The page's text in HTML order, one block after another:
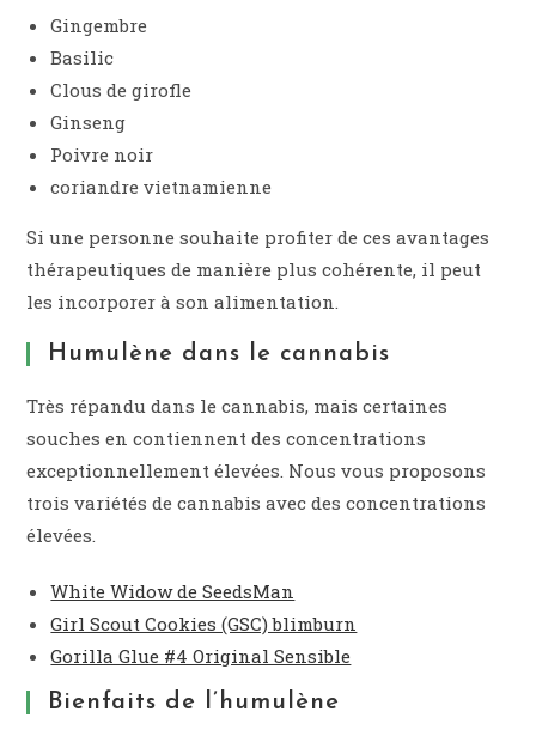
Gingembre
Basilic
Clous de girofle
Ginseng
Poivre noir
coriandre vietnamienne
Si une personne souhaite profiter de ces avantages
thérapeutiques de manière plus cohérente, il peut
les incorporer à son alimentation.
Humulène dans le cannabis
Très répandu dans le cannabis, mais certaines
souches en contiennent des concentrations
exceptionnellement élevées. Nous vous proposons
trois variétés de cannabis avec des concentrations
élevées.
White Widow de SeedsMan
Girl Scout Cookies (GSC) blimburn
Gorilla Glue #4 Original Sensible
Bienfaits de l’humulène